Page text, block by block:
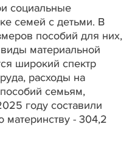
социальные
семей с детьми. В
пособий для них,
материальной
широкий спектр
расходы на
семьям,
году составили
материнству - 304,2